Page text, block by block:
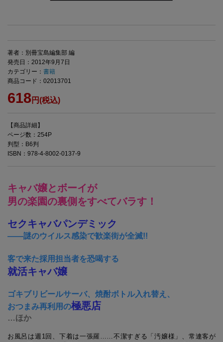
著者：別冊宝島編集部 編
発売日：2012年9月7日
カテゴリー： 書籍
商品コード：02013701
618円(税込)
【商品詳細】
ページ数：254P
判型：B6判
ISBN：978-4-8002-0137-9
キャバ嬢とボーイが
男の楽園の裏側をすべてバラす！
セクキャバパンデミック
――謎のウイルス感染で歓楽街が全滅!!
客で来た採用担当者を恐喝する
就活キャバ嬢
ゴキブリビールサーバ、焼酎ボトル入れ替え、
おつまみ再利用の極悪店
…ほか
お風呂は週1回、下着は一張羅……不潔すぎる「汚嬢様」、常連客が